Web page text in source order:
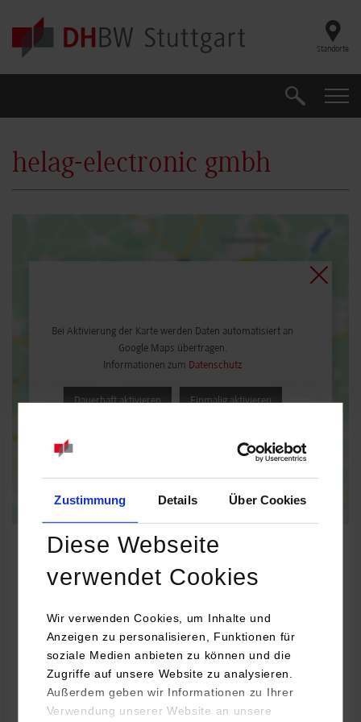
Zustimmung Details Über Cookies
Diese Webseite
verwendet Cookies
Wir verwenden Cookies, um Inhalte und
Anzeigen zu personalisieren, Funktionen für
soziale Medien anbieten zu können und die
Zugriffe auf unsere Website zu analysieren.
Außerdem geben wir Informationen zu Ihrer
Verwendung unserer Website an unsere
Skip to main content
Standorte
Suche
helag-electronic gmbh
Bei Aktivierung der Karte werden Daten automatisiert an
Google Maps übertragen.
Informationen zum Datenschutz
Dauerhaft aktivieren Einmalig aktivieren
helag-electronic gmbh
Graf-Zeppelin-Str. 41
Nagold
https://www.helag-electronic.de/karriere-jobs-stellenangebote-